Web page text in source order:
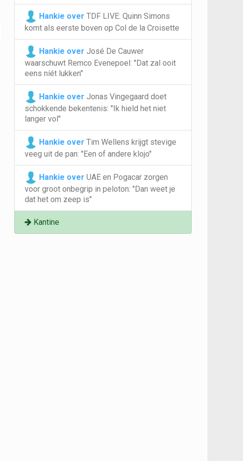
Hankie over TDF LIVE: Quinn Simons
komt als eerste boven op Col de la Croisette
Hankie over José De Cauwer
waarschuwt Remco Evenepoel: "Dat zal ooit
eens níét lukken"
Hankie over Jonas Vingegaard doet
schokkende bekentenis: "Ik hield het niet
langer vol"
Hankie over Tim Wellens krijgt stevige
veeg uit de pan: "Een of andere klojo"
Hankie over UAE en Pogacar zorgen
voor groot onbegrip in peloton: "Dan weet je
dat het om zeep is"
Kantine